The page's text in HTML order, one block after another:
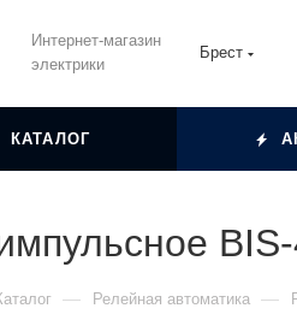
Интернет-магазин
электрики
Брест
КАТАЛОГ
— Релейная автоматика —